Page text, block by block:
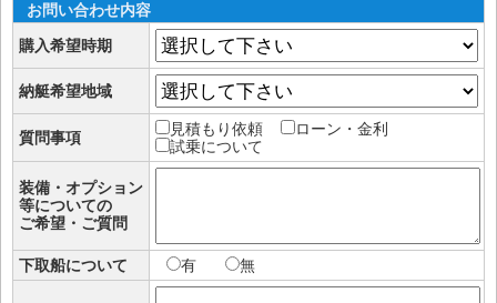
お問い合わせ内容
購入希望時期
納艇希望地域
質問事項 見積もり依頼
ローン・金利
試乗について
装備・オプション
等についての
ご希望・ご質問
下取船について 有 無